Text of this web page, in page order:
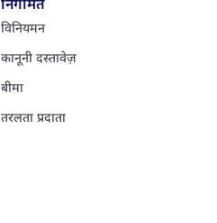
विनियमन
कानूनी दस्तावेज़
बीमा
तरलता प्रदाता